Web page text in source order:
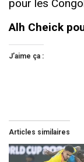
pour les
Alh Cheick
J’aime ça :
Articles similaires